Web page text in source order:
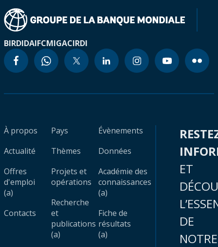
BIRDIDAIFCMIGACIRDI
À propos
Actualité
Offres
d'emploi
(a)
Contacts
Pays
Thèmes
Projets et
opérations
Recherche
et
publications
(a)
Évènements
Données
Académie des
connaissances
(a)
Fiche de
résultats
(a)
ET
DE
NOTRE